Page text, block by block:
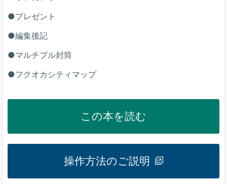
●プレゼント
●編集後記
●マルチプル封筒
●フクオカシティマップ
この本を読む
操作方法のご説明